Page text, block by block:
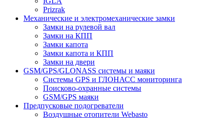
Prizrak
Механические и электромеханические замки
Замки на рулевой вал
Замки на КПП
Замки капота
Замки капота и КПП
Замки на двери
GSM/GPS/GLONASS системы и маяки
Системы GPS и ГЛОНАСС мониторинга
Поисково-охранные системы
GSM/GPS маяки
Предпусковые подогреватели
Воздушные отопители Webasto